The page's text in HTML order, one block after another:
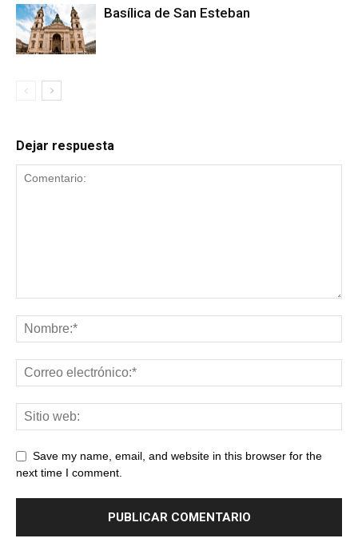
Basílica de San Esteban
Dejar respuesta
Save my name, email, and website in this browser for the
next time I comment.